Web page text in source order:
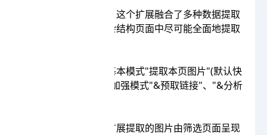
强大的图片提取能力。这个扩展融合了多种数据提取
方式来保证在各种复杂结构页面中尽可能全面地提取
支持多种提取模式，基本模式"提取本页图片"(默认快
捷键：Alt+Shift+Y)，加强模式"&预取链接"、"&分析
提供图片筛选功能。扩展提取的图片由筛选页面呈现